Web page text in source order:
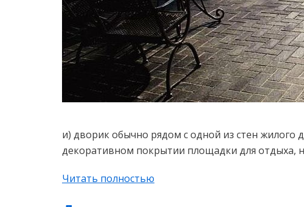
и) дворик обычно рядом с одной из стен
декоративном покрытии площадки для отдыха,
Читать полностью